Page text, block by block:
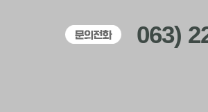
063)